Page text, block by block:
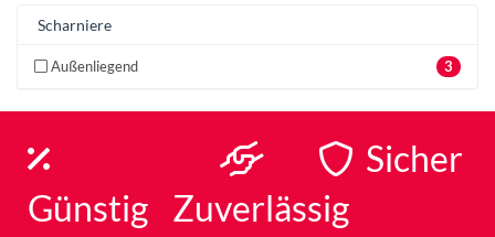
Scharniere
3
Außenliegend
Günstig Zuverlässig
Sicher